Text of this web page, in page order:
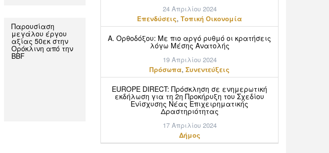
Παρουσίαση
μεγάλου έργου
αξίας 50εκ στην
Ορόκλινη από την
BBF
24 Απριλίου 2024
Επενδύσεις, Τοπική Οικονομία
Α. Ορθοδόξου: Mε πιο αργό ρυθμό οι κρατήσεις
λόγω Μέσης Ανατολής
19 Απριλίου 2024
Πρόσωπα, Συνεντεύξεις
EUROPE DIRECT: Πρόσκληση σε ενημερωτική
εκδήλωση για τη 2η Προκήρυξη του Σχεδίου
Ενίσχυσης Νέας Επιχειρηματικής
Δραστηριότητας
17 Απριλίου 2024
Δήμος